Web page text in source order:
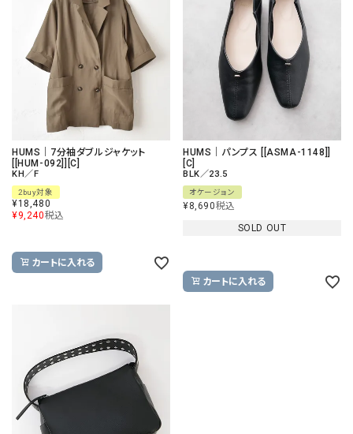
HUMS｜7分袖ダブルジャケット
[[HUM-092]][C]
KH／F
2buy対象
¥18,480
¥9,240税込
カートに入れる
HUMS｜パンプス [[ASMA-1148]]
[C]
BLK／23.5
オケージョン
¥8,690税込
SOLD OUT
カートに入れる